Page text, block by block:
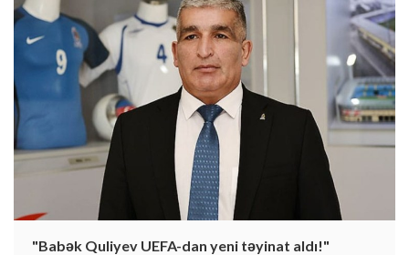
"Babək Quliyev UEFA-dan yeni təyinat aldı!"